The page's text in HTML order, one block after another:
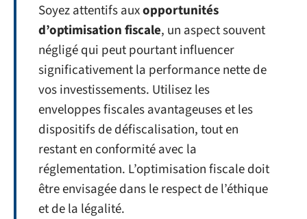
Soyez attentifs auxopportunités
d’optimisation fiscale, un aspect souvent
négligé qui peut pourtant influencer
significativement la performance nette de
vos investissements. Utilisez les
enveloppes fiscales avantageuses et les
dispositifs de défiscalisation, tout en
restant en conformité avec la
réglementation. L’optimisation fiscale doit
être envisagée dans le respect de l’éthique
et de la légalité.